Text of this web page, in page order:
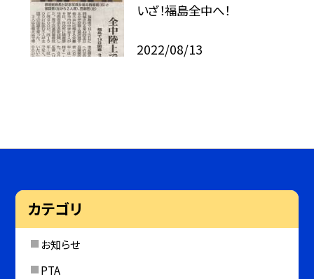
いざ！福島全中へ！
2022/08/13
カテゴリ
お知らせ
PTA